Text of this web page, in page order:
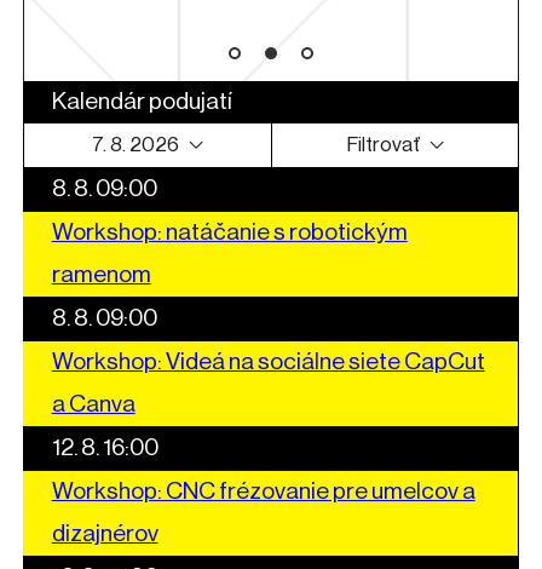
Kalendár podujatí
7. 8. 2026 Filtrovať
8. 8. 09:00
Workshop: natáčanie s robotickým
ramenom
8. 8. 09:00
Workshop: Videá na sociálne siete CapCut
a Canva
12. 8. 16:00
Workshop: CNC frézovanie pre umelcov a
dizajnérov